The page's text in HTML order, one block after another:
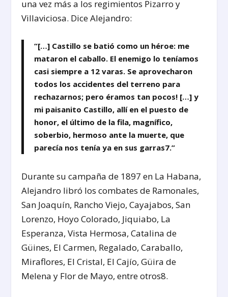
una vez más a los regimientos Pizarro y
Villaviciosa. Dice Alejandro:
“[…] Castillo se batió como un héroe: me
mataron el caballo. El enemigo lo teníamos
casi siempre a 12 varas. Se aprovecharon
todos los accidentes del terreno para
rechazarnos; pero éramos tan pocos! […] y
mi paisanito Castillo, allí en el puesto de
honor, el último de la fila, magnífico,
soberbio, hermoso ante la muerte, que
parecía nos tenía ya en sus garras7.”
Durante su campaña de 1897 en La Habana,
Alejandro libró los combates de Ramonales,
San Joaquín, Rancho Viejo, Cayajabos, San
Lorenzo, Hoyo Colorado, Jiquiabo, La
Esperanza, Vista Hermosa, Catalina de
Güines, El Carmen, Regalado, Caraballo,
Miraflores, El Cristal, El Cajío, Güira de
Melena y Flor de Mayo, entre otros8.